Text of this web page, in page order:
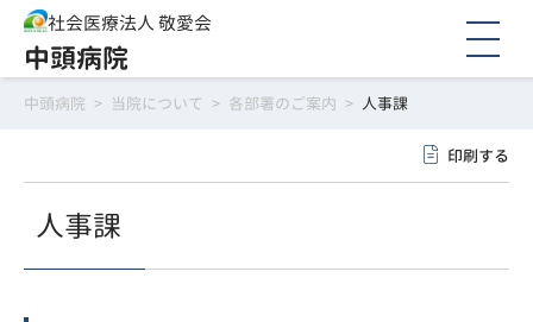
社会医療法人 敬愛会
中頭病院
中頭病院 > 当院について > 各部署のご案内 > 人事課
印刷する
人事課